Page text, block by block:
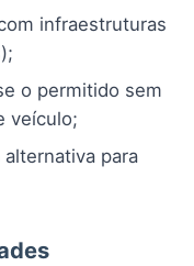
infraestruturas
o permitido sem
veículo;
para